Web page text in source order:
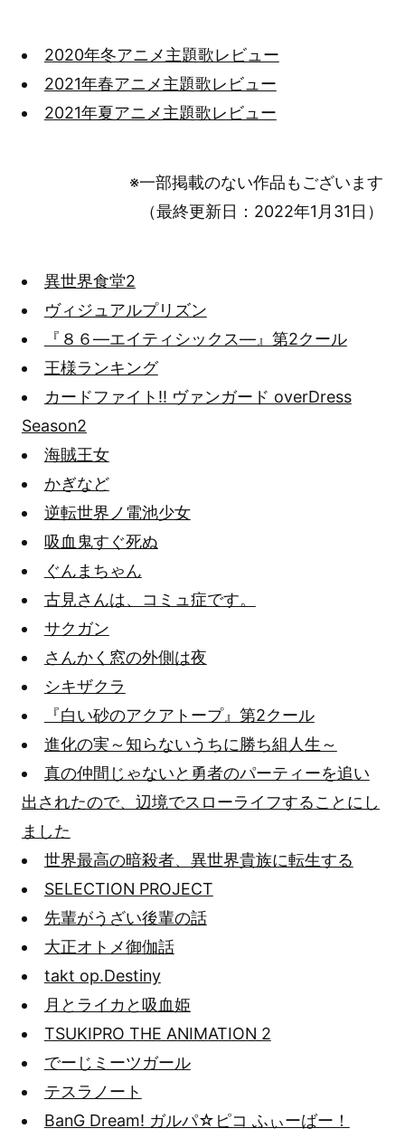
2020年冬アニメ主題歌レビュー
2021年春アニメ主題歌レビュー
2021年夏アニメ主題歌レビュー
※一部掲載のない作品もございます
（最終更新日：2022年1月31日）
異世界食堂2
ヴィジュアルプリズン
『８６―エイティシックス―』第2クール
王様ランキング
カードファイト!! ヴァンガード overDress
Season2
海賊王女
かぎなど
逆転世界ノ電池少女
吸血鬼すぐ死ぬ
ぐんまちゃん
古見さんは、コミュ症です。
サクガン
さんかく窓の外側は夜
シキザクラ
『白い砂のアクアトープ』第2クール
進化の実～知らないうちに勝ち組人生～
真の仲間じゃないと勇者のパーティーを追い
出されたので、辺境でスローライフすることにし
ました
世界最高の暗殺者、異世界貴族に転生する
SELECTION PROJECT
先輩がうざい後輩の話
大正オトメ御伽話
takt op.Destiny
月とライカと吸血姫
TSUKIPRO THE ANIMATION 2
でーじミーツガール
テスラノート
BanG Dream! ガルパ☆ピコ ふぃーばー！